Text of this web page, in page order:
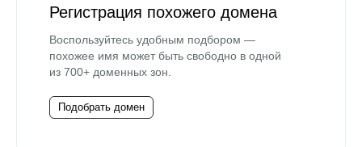
Регистрация похожего домена
Воспользуйтесь удобным подбором —
похожее имя может быть свободно в одной
из 700+ доменных зон.
Подобрать домен